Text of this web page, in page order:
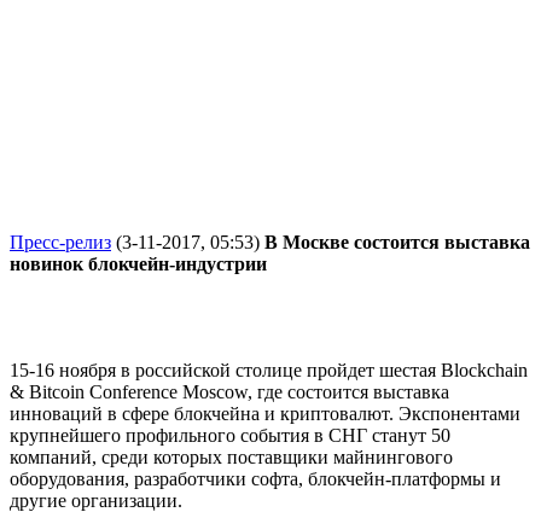
Пресс-релиз (3-11-2017, 05:53) В Москве состоится выставка
новинок блокчейн-индустрии
15-16 ноября в российской столице пройдет шестая Blockchain
& Bitcoin Conference Moscow, где состоится выставка
инноваций в сфере блокчейна и криптовалют. Экспонентами
крупнейшего профильного события в СНГ станут 50
компаний, среди которых поставщики майнингового
оборудования, разработчики софта, блокчейн-платформы и
другие организации.